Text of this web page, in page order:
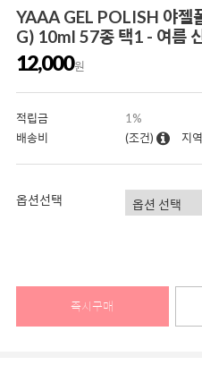
YAAA GEL POLISH 야젤
G) 10ml 57종 택1 - 여름
12,000원
적립금
1%
배송비
(조건) 지
옵션선택
즉시구매